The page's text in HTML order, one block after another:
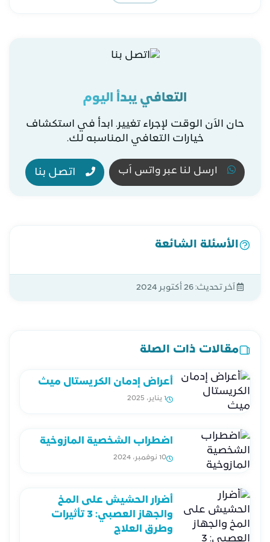
التعافي يبدأ اليوم
حان الاَن الوقت لإجراء تغيير. ابدأ في استكشاف
خيارات التعافي المناسبه لك.
ارسل لنا عبر واتس اَب اتصل بنا
الأسئلة الشائعة
آخر تحديث: 26 أكتوبر 2024
مقالات ذات الصلة
أعراض إدمان الكريستال ميث
1 يناير، 2025
اضطراب الشخصية المازوخية
10 نوفمبر، 2024
أضرار الحشيش على المخ
والجهاز العصبي: 3 تأثيرات
وطرق العلاج